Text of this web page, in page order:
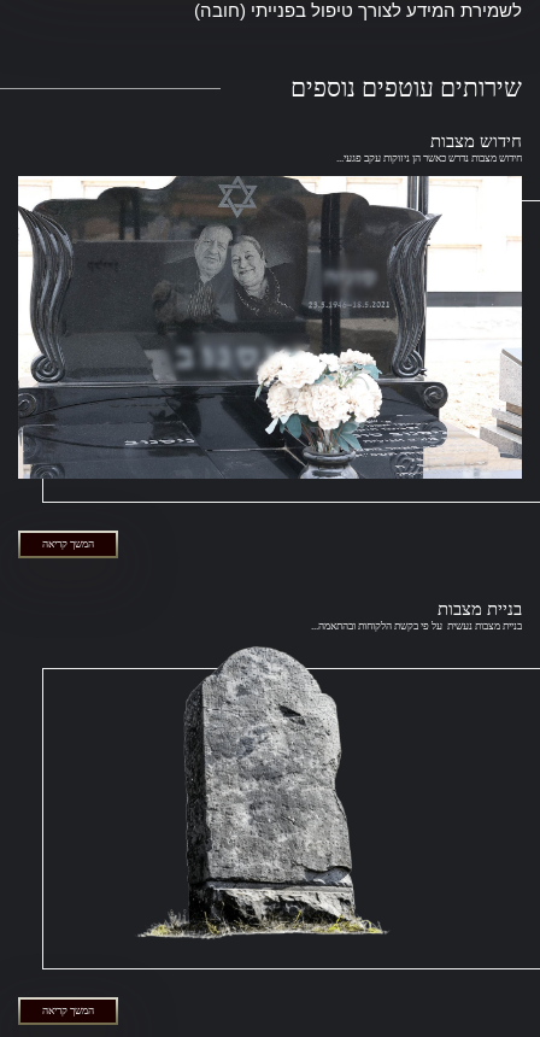
לשמירת המידע לצורך טיפול בפנייתי (חובה)
שירותים עוטפים נוספים
חידוש מצבות
חידוש מצבות נדרש כאשר הן ניזוקות עקב פגעי...
המשך קריאה
בניית מצבות
בניית מצבות נעשית על פי בקשת הלקוחות ובהתאמה...
המשך קריאה